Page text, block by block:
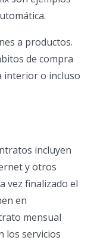
a productos.
de compra
interior o incluso
incluyen
y otros
vez finalizado el
en
mensual
los servicios